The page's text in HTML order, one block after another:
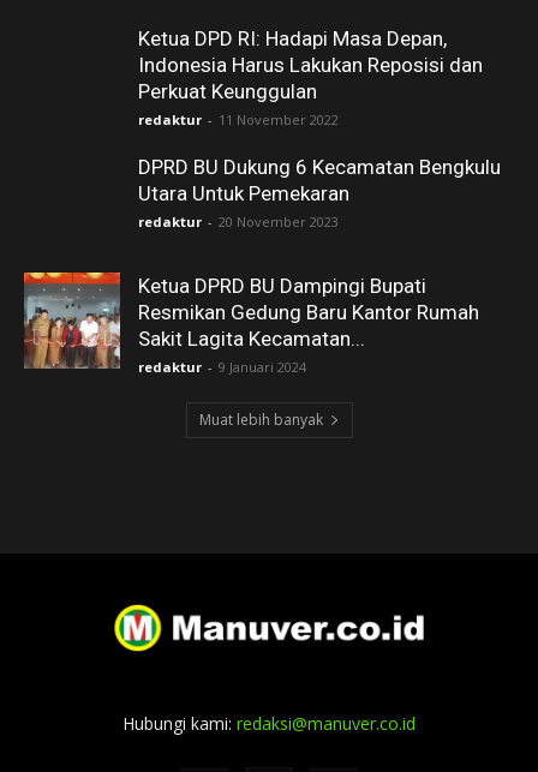
Ketua DPD RI: Hadapi Masa Depan,
Indonesia Harus Lakukan Reposisi dan
Perkuat Keunggulan
redaktur - 11 November 2022
DPRD BU Dukung 6 Kecamatan Bengkulu
Utara Untuk Pemekaran
redaktur - 20 November 2023
Ketua DPRD BU Dampingi Bupati
Resmikan Gedung Baru Kantor Rumah
Sakit Lagita Kecamatan...
redaktur - 9 Januari 2024
Muat lebih banyak
Hubungi kami: redaksi@manuver.co.id